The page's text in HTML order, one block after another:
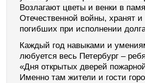
Возлагают цветы и венки в
Отечественной войны, хранят
погибших при исполнении
Каждый год навыками и
любуется весь Петербург –
«Дня открытых дверей
Именно там жители и гости